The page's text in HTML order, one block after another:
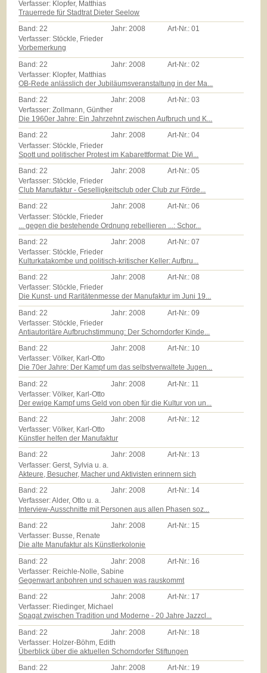
Verfasser: Klopfer, Matthias
Trauerrede für Stadtrat Dieter Seelow
Band:22 Jahr:2008 Art-Nr.:01
Verfasser: Stöckle, Frieder
Vorbemerkung
Band: 22 Jahr: 2008 Art-Nr.:02
Verfasser: Klopfer, Matthias
OB-Rede anlässlich der Jubiläumsveranstaltung in der Ma...
Band:22 Jahr:2008 Art-Nr.:03
Verfasser: Zollmann, Günther
Die 1960er Jahre: Ein Jahrzehnt zwischen Aufbruch und K...
Band:22 Jahr:2008 Art-Nr.:04
Verfasser: Stöckle, Frieder
Spott und politischer Protest im Kabarettformat: Die Wi...
Band:22 Jahr:2008 Art-Nr.:05
Verfasser: Stöckle, Frieder
Club Manufaktur - Geselligkeitsclub oder Club zur Förde...
Band:22 Jahr:2008 Art-Nr.:06
Verfasser: Stöckle, Frieder
... gegen die bestehende Ordnung rebellieren ...: Schor...
Band: 22 Jahr: 2008 Art-Nr.:07
Verfasser: Stöckle, Frieder
Kulturkatakombe und politisch-kritischer Keller: Aufbru...
Band:22 Jahr:2008 Art-Nr.:08
Verfasser: Stöckle, Frieder
Die Kunst- und Raritätenmesse der Manufaktur im Juni 19...
Band: 22 Jahr: 2008 Art-Nr.:09
Verfasser: Stöckle, Frieder
Antiautoritäre Aufbruchstimmung: Der Schorndorfer Kinde...
Band:22 Jahr:2008 Art-Nr.: 10
Verfasser: Völker, Karl-Otto
Die 70er Jahre: Der Kampf um das selbstverwaltete Jugen...
Band: 22 Jahr: 2008 Art-Nr.: 11
Verfasser: Völker, Karl-Otto
Der ewige Kampf ums Geld von oben für die Kultur von un...
Band:22 Jahr:2008 Art-Nr.: 12
Verfasser: Völker, Karl-Otto
Künstler helfen der Manufaktur
Band:22 Jahr:2008 Art-Nr.: 13
Verfasser: Gerst, Sylvia u. a.
Akteure, Besucher, Macher und Aktivisten erinnern sich
Band:22 Jahr:2008 Art-Nr.: 14
Verfasser: Alder, Otto u. a.
Interview-Ausschnitte mit Personen aus allen Phasen soz...
Band:22 Jahr:2008 Art-Nr.: 15
Verfasser: Busse, Renate
Die alte Manufaktur als Künstlerkolonie
Band: 22 Jahr: 2008 Art-Nr.: 16
Verfasser: Reichle-Nolle, Sabine
Gegenwart anbohren und schauen was rauskommt
Band:22 Jahr:2008 Art-Nr.: 17
Verfasser: Riedinger, Michael
Spagat zwischen Tradition und Moderne - 20 Jahre Jazzcl...
Band: 22 Jahr: 2008 Art-Nr.: 18
Verfasser: Holzer-Böhm, Edith
Überblick über die aktuellen Schorndorfer Stiftungen
Band:22 Jahr:2008 Art-Nr.: 19